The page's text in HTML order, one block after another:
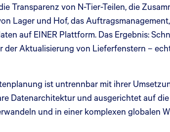
von N-Tier-Teilen, die
Lager und Hof, das
auf EINER Plattform. Das Ergebnis:
der Aktualisierung von Lieferfenstern –
ist untrennbar mit ihrer
Datenarchitektur und ausgerichtet auf
und in einer komplexen globalen